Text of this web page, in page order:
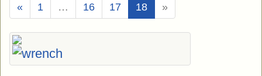
« 1 … 16 17 18(Aktuell)
»